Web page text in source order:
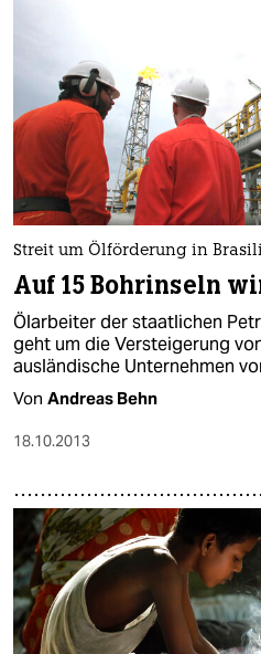
Streit um Ölförderung in
Auf 15 Bohrinseln
Ölarbeiter der staatlichen
geht um die Versteigerung
ausländische Unternehmen
Von Andreas Behn
18.10.2013